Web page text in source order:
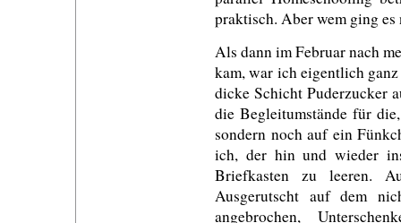
praktisch. Aber wem ging
Als dann im Februar nach
kam, war ich eigentlich
dicke Schicht Puderzucker
die Begleitumstände für
sondern noch auf ein
ich, der hin und wieder
Briefkasten zu leeren.
Ausgerutscht auf dem
angebrochen,